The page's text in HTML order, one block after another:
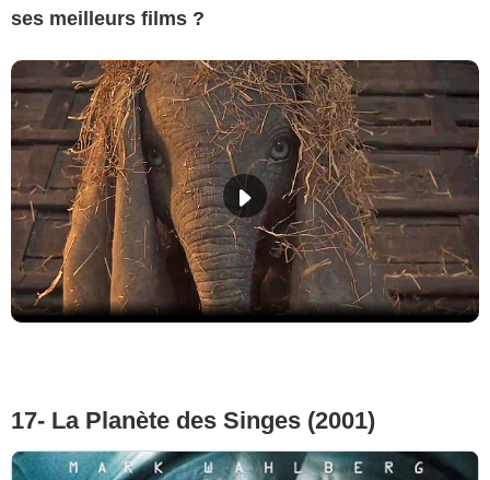
ses meilleurs films ?
17- La Planète des Singes (2001)